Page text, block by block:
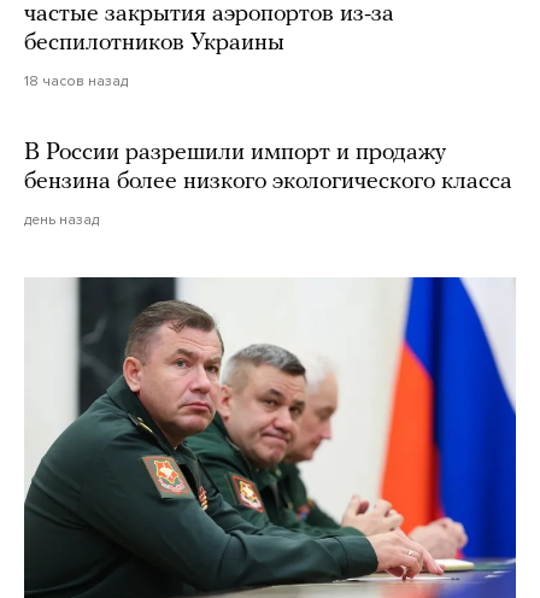
частые закрытия аэропортов из-за
беспилотников Украины
18 часов назад
В России разрешили импорт и продажу
бензина более низкого экологического класса
день назад